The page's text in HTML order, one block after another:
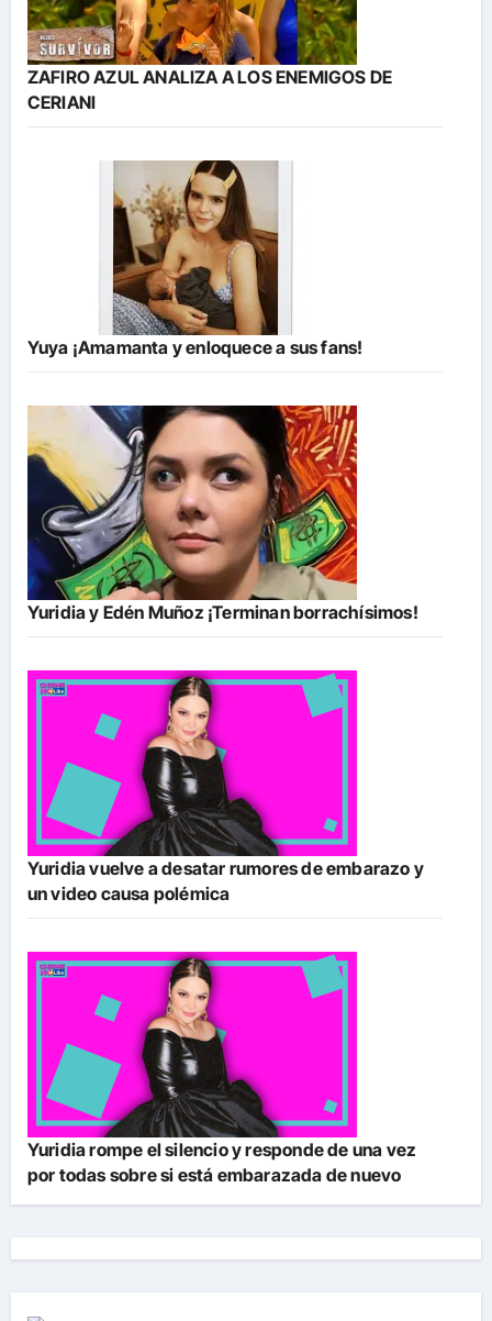
ZAFIRO AZUL ANALIZA A LOS ENEMIGOS DE
CERIANI
Yuya ¡Amamanta y enloquece a sus fans!
Yuridia y Edén Muñoz ¡Terminan borrachísimos!
Yuridia vuelve a desatar rumores de embarazo y
un video causa polémica
Yuridia rompe el silencio y responde de una vez
por todas sobre si está embarazada de nuevo